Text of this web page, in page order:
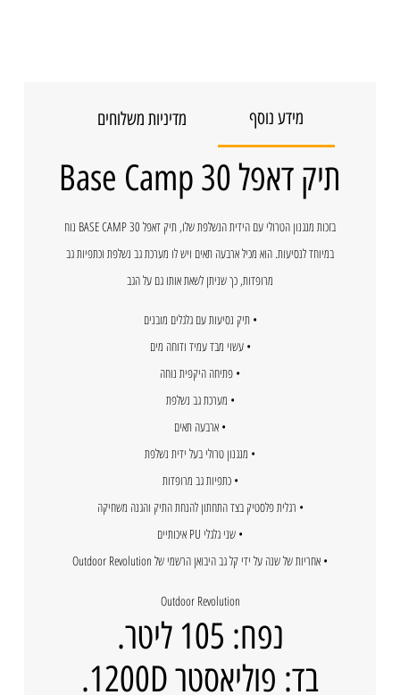
מידע נוסף מדיניות משלוחים
תיק דאפל Base Camp 30
בזכות מנגנון הטרולי עם הידית הנשלפת שלו, תיק דאפל BASE CAMP 30 נוח
במיוחד לנסיעות. הוא מכיל ארבעה תאים ויש לו מערכת גב נשלפת וכתפיות גב
מרופדות, כך שניתן לשאת אותו גם על הגב
• תיק נסיעות עם גלגלים מובנים
• עשוי מבד עמיד ודוחה מים
• פתיחה היקפית נוחה
• מערכת גב נשלפת
• ארבעה תאים
• מנגנון טרולי בעל ידית נשלפת
• כתפיות גב מרופדות
• רגלית פלסטיק בצד התחתון להנחת התיק והגנה משחיקה
• שני גלגלי PU איכותיים
• אחריות של שנה על ידי קל גב היבואן הרשמי של Outdoor Revolution
Outdoor Revolution
נפח: 105 ליטר.
בד: פוליאסטר 1200D.